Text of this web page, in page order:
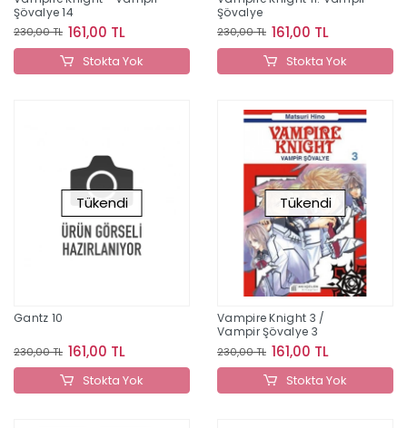
Şövalye 14
230,00 TL 161,00 TL
Stokta Yok
Şövalye
230,00 TL 161,00 TL
Stokta Yok
Tükendi
Gantz 10
230,00 TL 161,00 TL
Stokta Yok
Tükendi
Vampire Knight 3 /
Vampir Şövalye 3
230,00 TL 161,00 TL
Stokta Yok